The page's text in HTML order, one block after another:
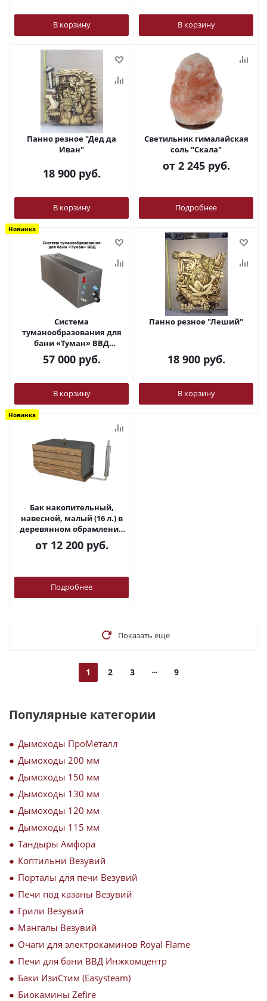
В корзину В корзину
Панно резное "Дед да
Иван"
18 900руб.
В корзину
Светильник гималайская
соль "Скала"
от 2 245 руб.
Подробнее
Новинка
Система
туманообразования для
бани «Туман» ВВД
Инжкомцентр
57 000руб.
В корзину
Панно резное "Леший"
18 900руб.
В корзину
Новинка
Бак накопительный,
навесной, малый (16 л.) в
деревянном обрамлении
ВВД Инжкомцентр
от 12 200 руб.
Подробнее
Показать еще
1 2 3 9
Популярные категории
Дымоходы ПроМеталл
Дымоходы 200 мм
Дымоходы 150 мм
Дымоходы 130 мм
Дымоходы 120 мм
Дымоходы 115 мм
Тандыры Амфора
Коптильни Везувий
Порталы для печи Везувий
Печи под казаны Везувий
Грили Везувий
Мангалы Везувий
Очаги для электрокаминов Royal Flame
Печи для бани ВВД Инжкомцентр
Баки ИзиСтим (Easysteam)
Биокамины Zefire